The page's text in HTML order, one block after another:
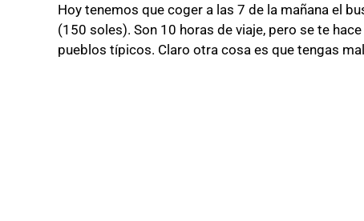
Hoy tenemos que coger a las 7 de la mañana el
(150 soles). Son 10 horas de viaje, pero se te
pueblos típicos. Claro otra cosa es que tengas